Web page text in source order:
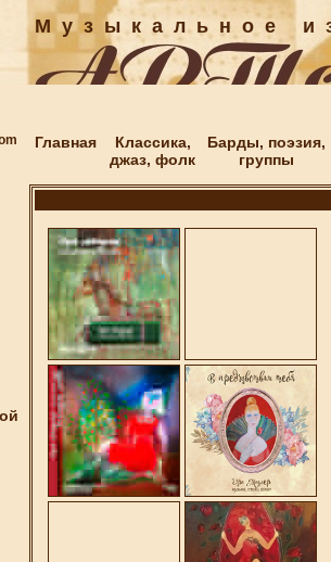
М у з ы к а л ь н о е и
Главная
Классика,
джаз, фолк
Барды, поэзия,
группы